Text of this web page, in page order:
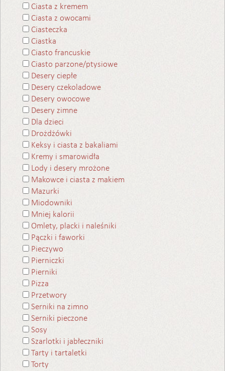
Ciasta z kremem
Ciasta z owocami
Ciasteczka
Ciastka
Ciasto francuskie
Ciasto parzone/ptysiowe
Desery ciepłe
Desery czekoladowe
Desery owocowe
Desery zimne
Dla dzieci
Drożdżówki
Keksy i ciasta z bakaliami
Kremy i smarowidła
Lody i desery mrożone
Makowce i ciasta z makiem
Mazurki
Miodowniki
Mniej kalorii
Omlety, placki i naleśniki
Pączki i faworki
Pieczywo
Pierniczki
Pierniki
Pizza
Przetwory
Serniki na zimno
Serniki pieczone
Sosy
Szarlotki i jabłeczniki
Tarty i tartaletki
Torty